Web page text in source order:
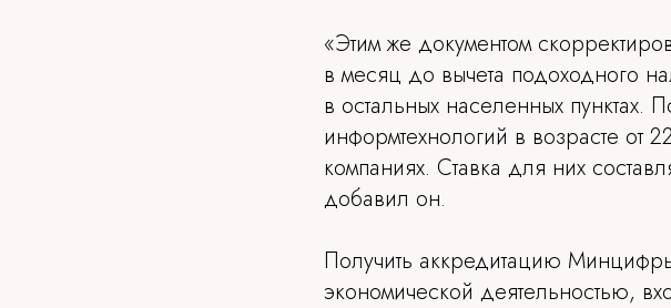
«Этим же документом
в месяц до вычета подоходного
в остальных населенных пунктах.
информтехнологий в возрасте от
компаниях. Ставка для них
добавил он.
Получить аккредитацию
экономической деятельностью,